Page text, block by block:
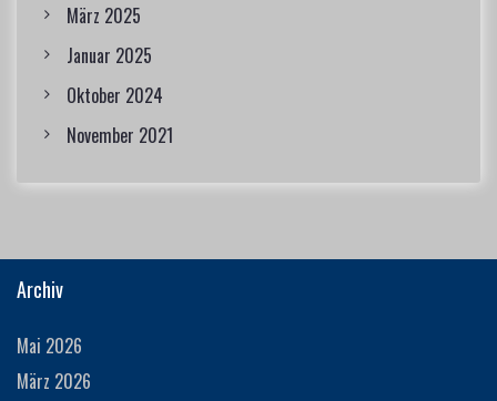
März 2025
Januar 2025
Oktober 2024
November 2021
Archiv
Mai 2026
März 2026